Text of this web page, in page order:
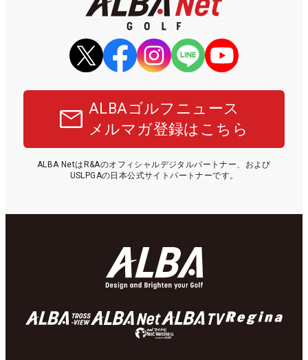
ALBAゴルフニュース
メルマガ登録はこちら
ALBA NetはR&Aのオフィシャルデジタルパートナー、および
USLPGAの日本公式サイトパートナーです。